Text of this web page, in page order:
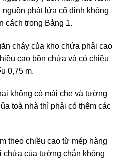
phát lửa cố định không
cách trong Bảng 1.
cháy của kho chứa phải cao
cao bồn chứa và có chiều
0,75 m.
không có mái che và tường
toà nhà thì phải có thêm các
theo chiều cao từ mép hàng
chứa của tường chắn không